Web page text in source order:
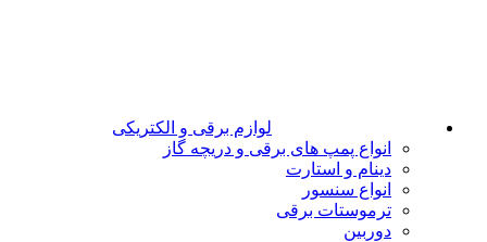
لوازم برقی و الکتریکی
انواع پمپ های برقی و دریچه گاز
دینام و استارت
انواع سنسور
ترموستات برقی
دوربین